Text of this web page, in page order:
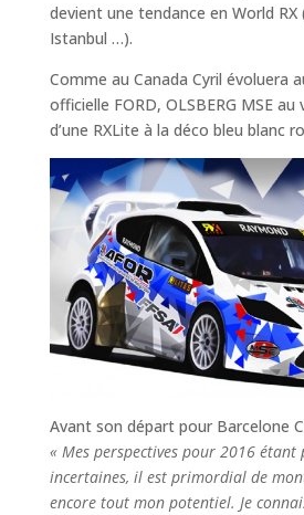
devient une tendance en World RX
Istanbul …).
Comme au Canada Cyril évoluera
officielle FORD, OLSBERG MSE au
d’une RXLite à la déco bleu blanc
Avant son départ pour Barcelone
« Mes perspectives pour 2016 étant
incertaines, il est primordial de
encore tout mon potentiel. Je